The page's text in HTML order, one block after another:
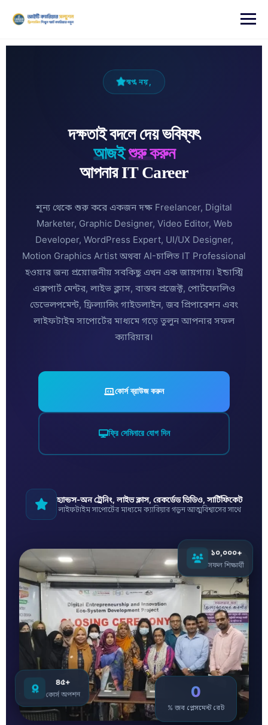
স্বপ্ন নয়,
দক্ষতাই বদলে দেয় ভবিষ্যৎ
আজই শুরু করুন
আপনার IT Career
শূন্য থেকে শুরু করে একজন দক্ষ Freelancer, Digital
Marketer, Graphic Designer, Video Editor, Web
Developer, WordPress Expert, UI/UX Designer,
Motion Graphics Artist অথবা AI-চালিত IT Professional
হওয়ার জন্য প্রয়োজনীয় সবকিছু এখন এক জায়গায়। ইন্ডাস্ট্রি
এক্সপার্ট মেন্টর, লাইভ ক্লাস, বাস্তব প্রজেক্ট, পোর্টফোলিও
ডেভেলপমেন্ট, ফ্রিল্যান্সিং গাইডলাইন, জব প্রিপারেশন এবং
লাইফটাইম সাপোর্টের মাধ্যমে গড়ে তুলুন আপনার সফল
ক্যারিয়ার।
কোর্স ব্রাউজ করুন
ফ্রি সেমিনারে যোগ দিন
হ্যান্ডস-অন ট্রেনিং, লাইভ ক্লাস, রেকর্ডেড ভিডিও, সার্টিফিকেট
লাইফটাইম সাপোর্টের মাধ্যমে ক্যারিয়ার গড়ুন আত্মবিশ্বাসের সাথে
১০,০০০+
সফল শিক্ষার্থী
৪৫+
কোর্স অপশন 0
% জব প্লেসমেন্ট রেট